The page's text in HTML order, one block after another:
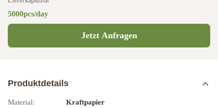
5000pcs/day
Jetzt Anfragen
Produktdetails
Material:
Kraftpapier